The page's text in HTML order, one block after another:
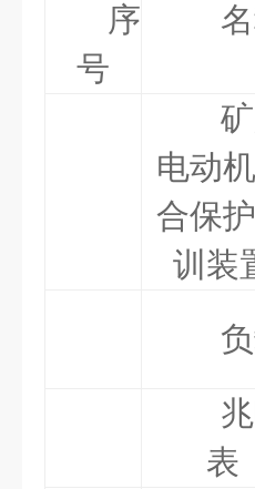
序
号
电动
合保
训装
表